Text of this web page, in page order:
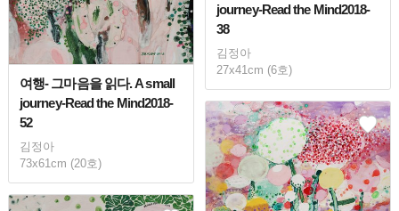
여행- 그마음을 읽다. A small
journey-Read the Mind2018-
52
김정아
73x61cm (20호)
journey-Read the Mind2018-
38
김정아
27x41cm (6호)